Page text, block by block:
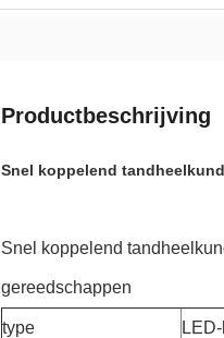
Productbeschrijving
Snel koppelend
Snel koppelend
gereedschappen
type